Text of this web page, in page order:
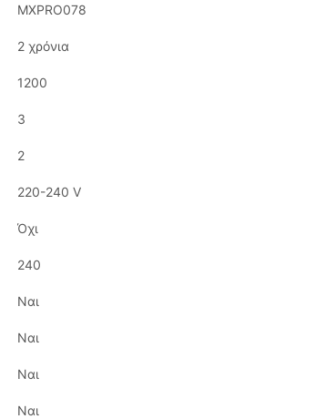
MXPRO078
2 χρόνια
1200
3
2
220-240 V
Όχι
240
Ναι
Ναι
Ναι
Ναι